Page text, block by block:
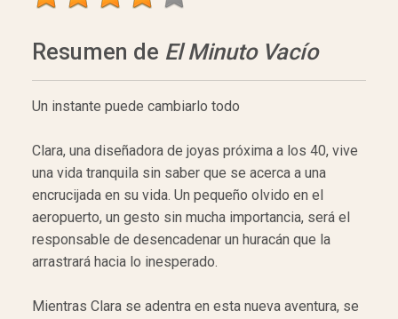
Resumen de El Minuto Vacío
Un instante puede cambiarlo todo
Clara, una diseñadora de joyas próxima a los 40, vive
una vida tranquila sin saber que se acerca a una
encrucijada en su vida. Un pequeño olvido en el
aeropuerto, un gesto sin mucha importancia, será el
responsable de desencadenar un huracán que la
arrastrará hacia lo inesperado.
Mientras Clara se adentra en esta nueva aventura, se